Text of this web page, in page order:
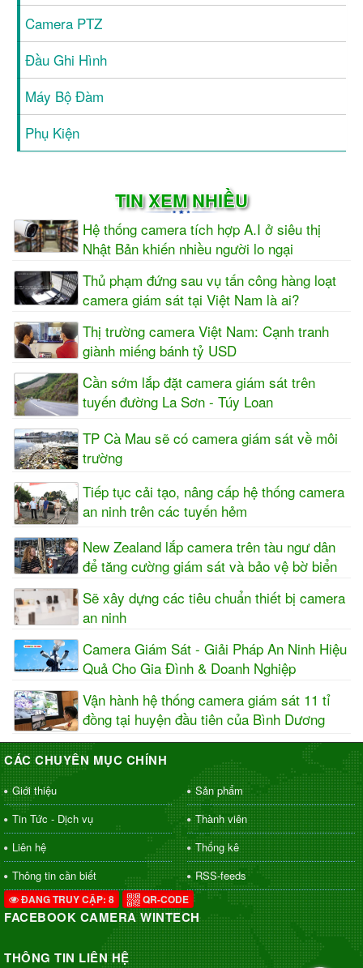
Camera PTZ
Đầu Ghi Hình
Máy Bộ Đàm
Phụ Kiện
TIN XEM NHIỀU
Hệ thống camera tích hợp A.I ở siêu thị
Nhật Bản khiến nhiều người lo ngại
Thủ phạm đứng sau vụ tấn công hàng loạt
camera giám sát tại Việt Nam là ai?
Thị trường camera Việt Nam: Cạnh tranh
giành miếng bánh tỷ USD
Cần sớm lắp đặt camera giám sát trên
tuyến đường La Sơn - Túy Loan
TP Cà Mau sẽ có camera giám sát về môi
trường
Tiếp tục cải tạo, nâng cấp hệ thống camera
an ninh trên các tuyến hẻm
New Zealand lắp camera trên tàu ngư dân
để tăng cường giám sát và bảo vệ bờ biển
Sẽ xây dựng các tiêu chuẩn thiết bị camera
an ninh
Camera Giám Sát - Giải Pháp An Ninh Hiệu
Quả Cho Gia Đình & Doanh Nghiệp
Vận hành hệ thống camera giám sát 11 tỉ
đồng tại huyện đầu tiên của Bình Dương
CÁC CHUYÊN MỤC CHÍNH
Giới thiệu
Sản phẩm
Tin Tức - Dịch vụ
Thành viên
Liên hệ
Thống kê
Thông tin cần biết
RSS-feeds
ĐANG TRUY CẬP: 8 QR-CODE
FACEBOOK CAMERA WINTECH
THÔNG TIN LIÊN HỆ